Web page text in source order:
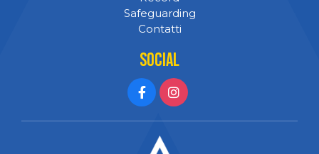
Safeguarding
Contatti
Social